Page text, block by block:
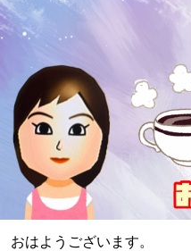
おはようございます。